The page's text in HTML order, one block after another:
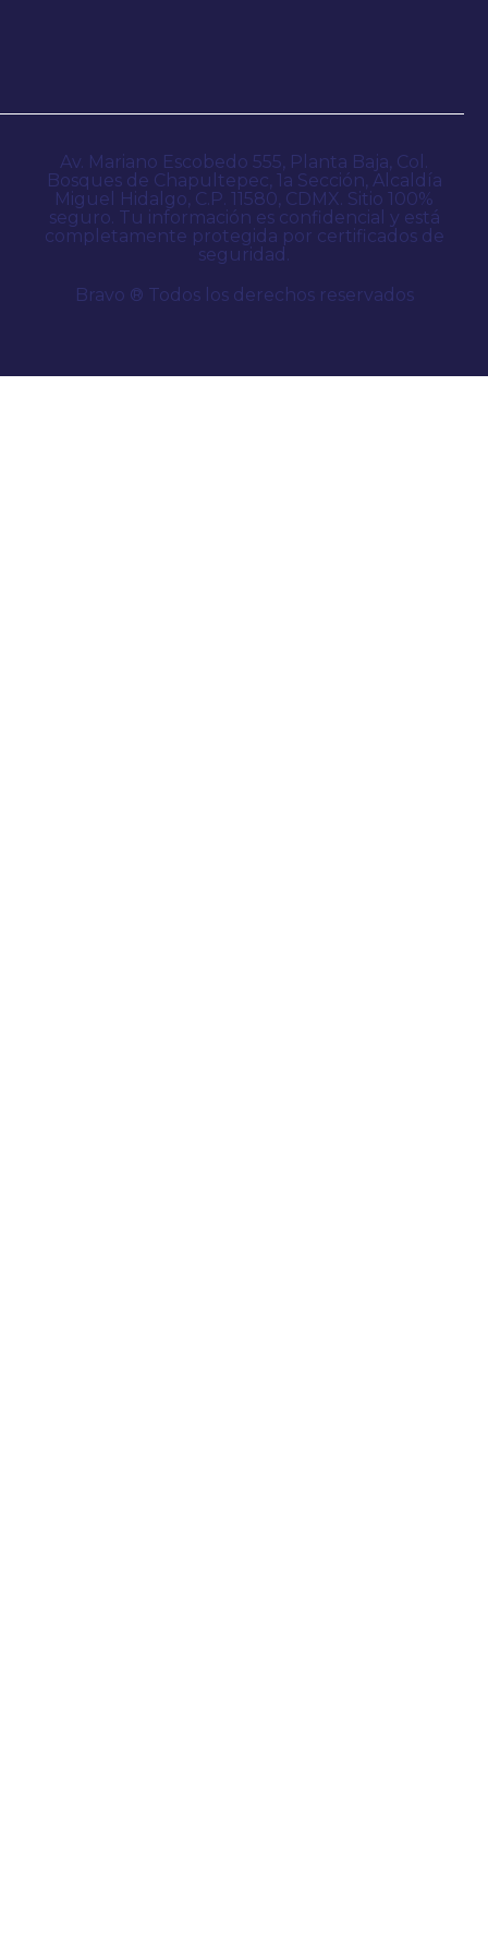
Av. Mariano Escobedo 555, Planta Baja, Col.
Bosques de Chapultepec, 1a Sección, Alcaldía
Miguel Hidalgo, C.P. 11580, CDMX. Sitio 100%
seguro. Tu información es confidencial y está
completamente protegida por certificados de
seguridad.
Bravo ® Todos los derechos reservados